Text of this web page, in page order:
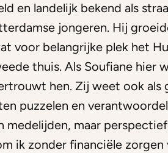
en landelijk bekend als
jongeren. Hij
voor belangrijke plek het
thuis. Als Soufiane hier
hen. Zij weet ook
puzzelen en
medelijden, maar
ik zonder financiële